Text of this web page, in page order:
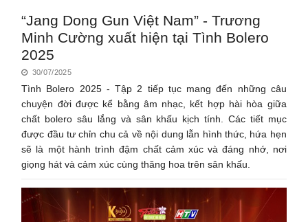
“Jang Dong Gun Việt Nam” - Trương
Minh Cường xuất hiện tại Tình Bolero
2025
30/07/2025
Tình Bolero 2025 - Tập 2 tiếp tục mang đến những câu
chuyện đời được kể bằng âm nhạc, kết hợp hài hòa giữa
chất bolero sâu lắng và sân khấu kịch tính. Các tiết mục
được đầu tư chỉn chu cả về nội dung lẫn hình thức, hứa hẹn
sẽ là một hành trình đậm chất cảm xúc và đáng nhớ, nơi
giọng hát và cảm xúc cùng thăng hoa trên sân khấu.